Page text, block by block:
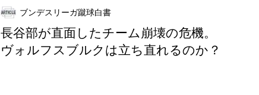
ブンデスリーガ蹴球白書
長谷部が直面したチーム崩壊の危機。
ヴォルフスブルクは立ち直れるのか？